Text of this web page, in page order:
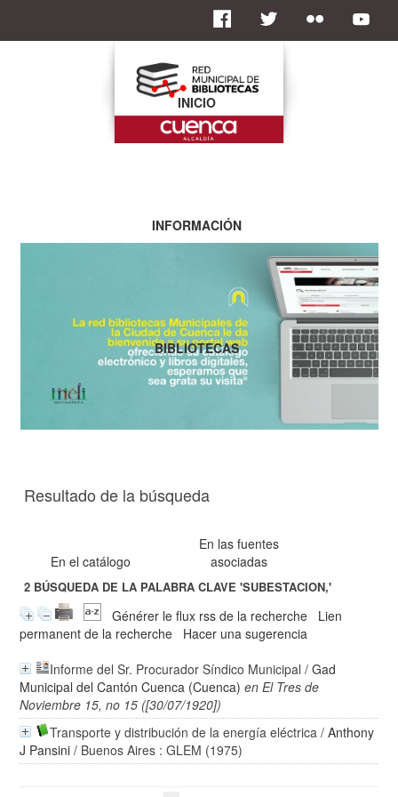
Resultado de la búsqueda
En el catálogo
En las fuentes
asociadas
2 BÚSQUEDA DE LA PALABRA CLAVE'SUBESTACION,'
Générer le flux rss de la recherche
Lien
permanent de la recherche
Hacer una sugerencia
Informe del Sr. Procurador Síndico Municipal /Gad
Municipal del Cantón Cuenca (Cuenca) en El Tres de
Noviembre 15, no 15 ([30/07/1920])
Transporte y distribución de la energía eléctrica /Anthony
J Pansini / Buenos Aires : GLEM (1975)
INICIO
INFORMACIÓN
BIBLIOTECAS